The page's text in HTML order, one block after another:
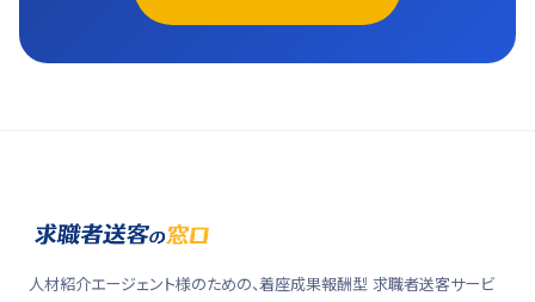
人材紹介エージェント様のための、着座成果報酬型 求職者送客サービ